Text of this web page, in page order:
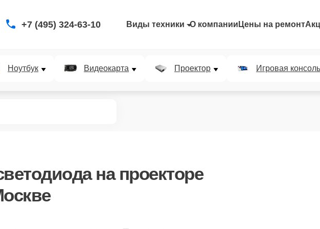
+7 (495) 324-63-10 Виды техники О компании Цены на ремонт
Ноутбук Видеокарта Проектор Игровая консоль
на проекторе